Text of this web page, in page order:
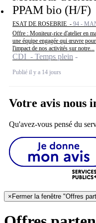
PPAM bio (H/F)
ESAT DE ROSEBRIE - 94 -
Offre : Moniteur-rice d'atelier en
une équipe engagée qui œuvre
l'impact de nos activités sur notre...
CDI - Temps plein
Publié il y a 14 jours
Votre avis nous
Qu'avez-vous pensé du
× Fermer la fenêtre "Offres